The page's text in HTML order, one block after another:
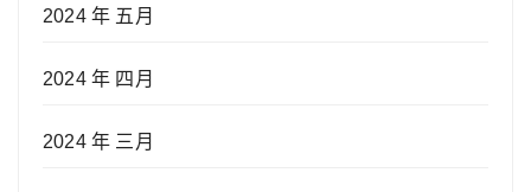
2024 年 五月
2024 年 四月
2024 年 三月